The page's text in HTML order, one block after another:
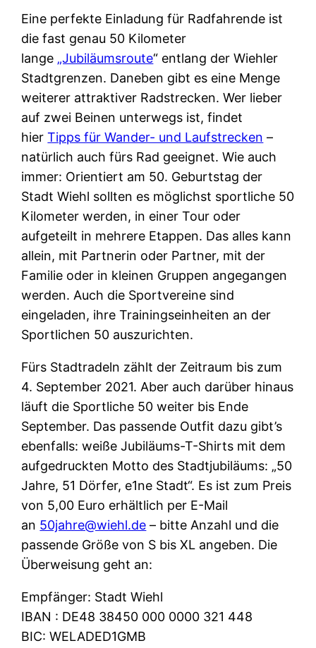
Eine perfekte Einladung für Radfahrende ist
die fast genau 50 Kilometer
lange „Jubiläumsroute“ entlang der Wiehler
Stadtgrenzen. Daneben gibt es eine Menge
weiterer attraktiver Radstrecken. Wer lieber
auf zwei Beinen unterwegs ist, findet
hierTipps für Wander- und Laufstrecken –
natürlich auch fürs Rad geeignet. Wie auch
immer: Orientiert am 50. Geburtstag der
Stadt Wiehl sollten es möglichst sportliche 50
Kilometer werden, in einer Tour oder
aufgeteilt in mehrere Etappen. Das alles kann
allein, mit Partnerin oder Partner, mit der
Familie oder in kleinen Gruppen angegangen
werden. Auch die Sportvereine sind
eingeladen, ihre Trainingseinheiten an der
Sportlichen 50 auszurichten.
Fürs Stadtradeln zählt der Zeitraum bis zum
4. September 2021. Aber auch darüber hinaus
läuft die Sportliche 50 weiter bis Ende
September. Das passende Outfit dazu gibt’s
ebenfalls: weiße Jubiläums-T-Shirts mit dem
aufgedruckten Motto des Stadtjubiläums: „50
Jahre, 51 Dörfer, e1ne Stadt“. Es ist zum Preis
von 5,00 Euro erhältlich per E-Mail
an 50jahre@wiehl.de – bitte Anzahl und die
passende Größe von S bis XL angeben. Die
Überweisung geht an:
Empfänger: Stadt Wiehl
IBAN : DE48 38450 000 0000 321 448
BIC: WELADED1GMB